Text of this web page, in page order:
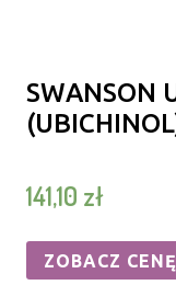
SWANSON
141,10 zł
ZOBACZ CENĘ